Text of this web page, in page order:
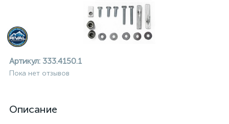
Артикул: 333.4150.1
Пока нет отзывов
Описание